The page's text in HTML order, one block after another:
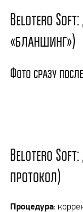
Belotero Soft:
«бланшинг»)
Фото сразу
Belotero Soft:
протокол)
Процедура: